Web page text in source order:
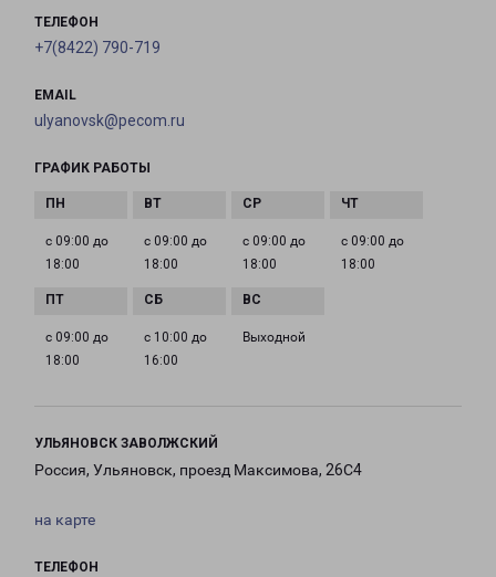
ТЕЛЕФОН
+7(8422) 790-719
EMAIL
ulyanovsk@pecom.ru
ГРАФИК РАБОТЫ
с 09:00 до
18:00
с 09:00 до
18:00
с 09:00 до
18:00
с 09:00 до
18:00
с 09:00 до
18:00
с 10:00 до
16:00
Выходной
УЛЬЯНОВСК ЗАВОЛЖСКИЙ
Россия, Ульяновск, проезд Максимова, 26С4
на карте
ТЕЛЕФОН